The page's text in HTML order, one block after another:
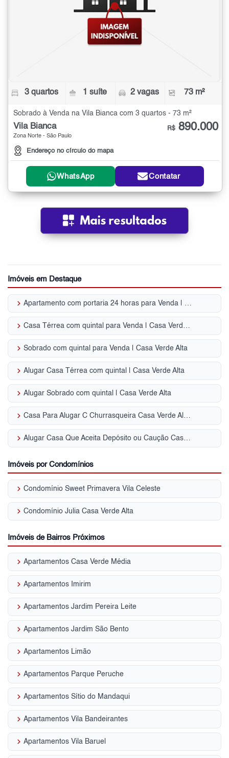
3 quartos 1 suíte 2 vagas 73 m²
Sobrado à Venda na Vila Bianca com 3 quartos - 73 m²
Vila Bianca
Zona Norte - São Paulo
Endereço no círculo do mapa
R$ 890.000
WhatsApp Contatar
Imóveis em Destaque
keyboard_arrow_right Apartamento com portaria 24 horas para Venda | Casa Verde Alta
keyboard_arrow_right Casa Térrea com quintal para Venda | Casa Verde Alta
keyboard_arrow_right Sobrado com quintal para Venda | Casa Verde Alta
keyboard_arrow_right Alugar Casa Térrea com quintal | Casa Verde Alta
keyboard_arrow_right Alugar Sobrado com quintal | Casa Verde Alta
keyboard_arrow_right Casa Para Alugar C Churrasqueira Casa Verde Alta - SP
keyboard_arrow_right Alugar Casa Que Aceita Depósito ou Caução Casa Verde Alta - SP
Imóveis por Condomínios
keyboard_arrow_right Condomínio Sweet Primavera Vila Celeste
keyboard_arrow_right Condomínio Julia Casa Verde Alta
Imóveis de Bairros Próximos
keyboard_arrow_right Apartamentos Casa Verde Média
keyboard_arrow_right Apartamentos Imirim
keyboard_arrow_right Apartamentos Jardim Pereira Leite
keyboard_arrow_right Apartamentos Jardim São Bento
keyboard_arrow_right Apartamentos Limão
keyboard_arrow_right Apartamentos Parque Peruche
keyboard_arrow_right Apartamentos Sítio do Mandaqui
keyboard_arrow_right Apartamentos Vila Bandeirantes
keyboard_arrow_right Apartamentos Vila Baruel